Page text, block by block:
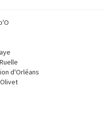
d'Orléans